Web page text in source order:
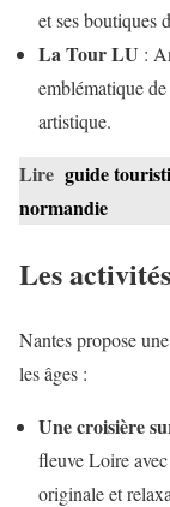
et ses boutiques
La Tour LU :
emblématique
artistique.
Lire guide
normandie
Les
Nantes propose
les âges :
Une croisière
fleuve Loire
originale et